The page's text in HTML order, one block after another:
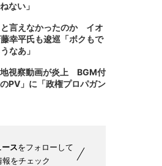
ない」
言えなかったのか イオ
幸平氏も逡巡「ボクもで
なあ」
視察動画が炎上 BGM付
PV」に「政権プロパガン
スをフォローして
報をチェック